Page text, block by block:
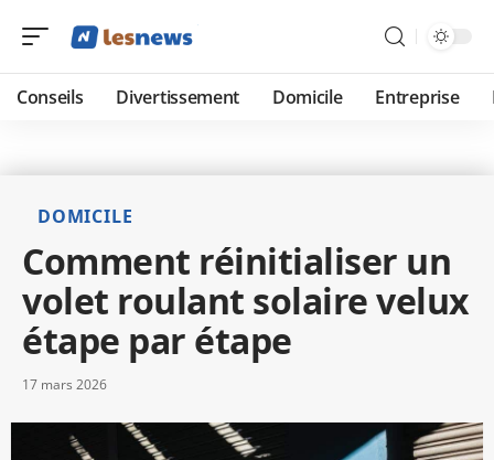
Conseils Divertissement Domicile Entreprise
DOMICILE
Comment réinitialiser un
volet roulant solaire velux
étape par étape
17 mars 2026